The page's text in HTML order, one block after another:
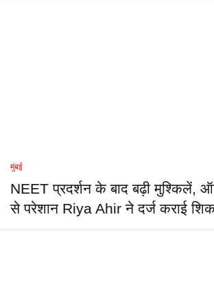
मुंबई
NEET प्रदर्शन के बाद बढ़ी मुश्किलें,
से परेशान Riya Ahir ने दर्ज कराई